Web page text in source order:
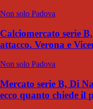
Non solo Padova
Calciomercato serie
attacco. Verona e
Non solo Padova
Mercato serie B, Di
ecco quanto chiede il